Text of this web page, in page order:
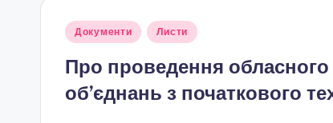
о
г
Опубліковано
Документи Листи
Про проведення обласного
об’єднань з початкового